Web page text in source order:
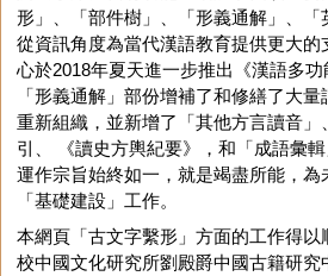
形」、「部件樹」、「形義通解」、「
從資訊角度為當代漢語教育提供更大的
心於2018年夏天進一步推出《漢語多
「形義通解」部份增補了和修繕了大
重新組織，並新增了「其他方言讀音」
引、 《讀史方輿紀要》，和「成語彙
運作宗旨始終如一，就是竭盡所能，
「基礎建設」工作。
本網頁「古文字繫形」方面的工作得
校中國文化研究所劉殿爵中國古籍研